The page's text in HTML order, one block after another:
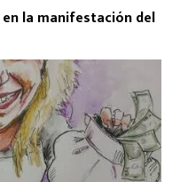
la manifestación del